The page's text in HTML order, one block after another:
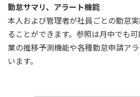
勤怠サマリ、アラート機能
本人および管理者が社員ごとの勤怠
ることができます。参照は月中でも
業の推移予測機能や各種勤怠申請ア
います。